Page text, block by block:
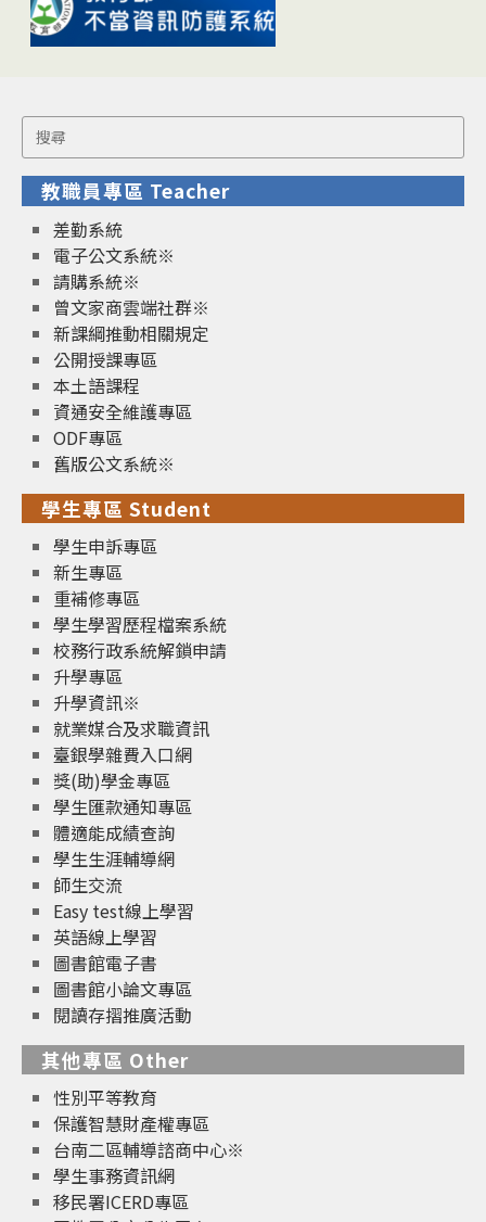
Search
for:
教職員專區 Teacher
差勤系統
電子公文系統※
請購系統※
曾文家商雲端社群※
新課綱推動相關規定
公開授課專區
本土語課程
資通安全維護專區
ODF專區
舊版公文系統※
學生專區 Student
學生申訴專區
新生專區
重補修專區
學生學習歷程檔案系統
校務行政系統解鎖申請
升學專區
升學資訊※
就業媒合及求職資訊
臺銀學雜費入口網
獎(助)學金專區
學生匯款通知專區
體適能成績查詢
學生生涯輔導網
師生交流
Easy test線上學習
英語線上學習
圖書館電子書
圖書館小論文專區
閱讀存摺推廣活動
其他專區 Other
性別平等教育
保護智慧財產權專區
台南二區輔導諮商中心※
學生事務資訊網
移民署ICERD專區